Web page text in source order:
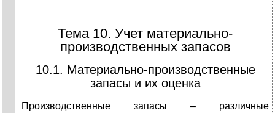
Тема 10. Учет материально-
производственных запасов
10.1. Материально-производственные
запасы и их оценка
Производственные запасы – различные